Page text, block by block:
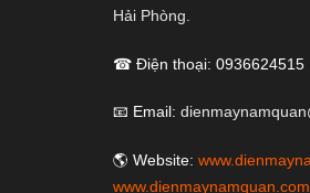
Hải Phòng.
☎ Điện thoại: 0936624515
📧 Email:
🌎 Website:
www.dienmaynamquan.com